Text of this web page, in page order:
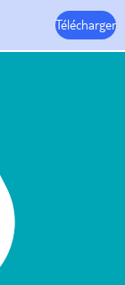
Télécharger